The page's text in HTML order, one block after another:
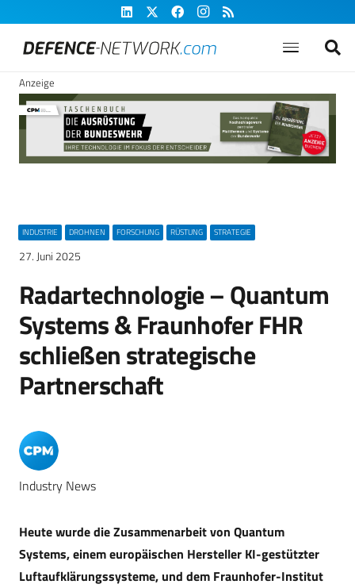
Anzeige
INDUSTRIE DROHNEN FORSCHUNG RÜSTUNG STRATEGIE
27. Juni 2025
Radartechnologie – Quantum
Systems & Fraunhofer FHR
schließen strategische
Partnerschaft
Industry News
Heute wurde die Zusammenarbeit von Quantum
Systems, einem europäischen Hersteller KI-gestützter
Luftaufklärungssysteme, und dem Fraunhofer-Institut